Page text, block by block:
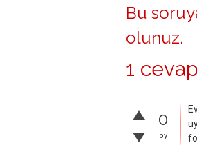
Bu
olunuz.
1 cevap
0
oy